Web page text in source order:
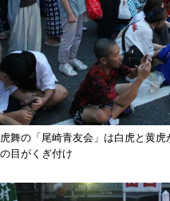
虎舞の「尾崎青友会」は白虎と黄
の目がくぎ付け